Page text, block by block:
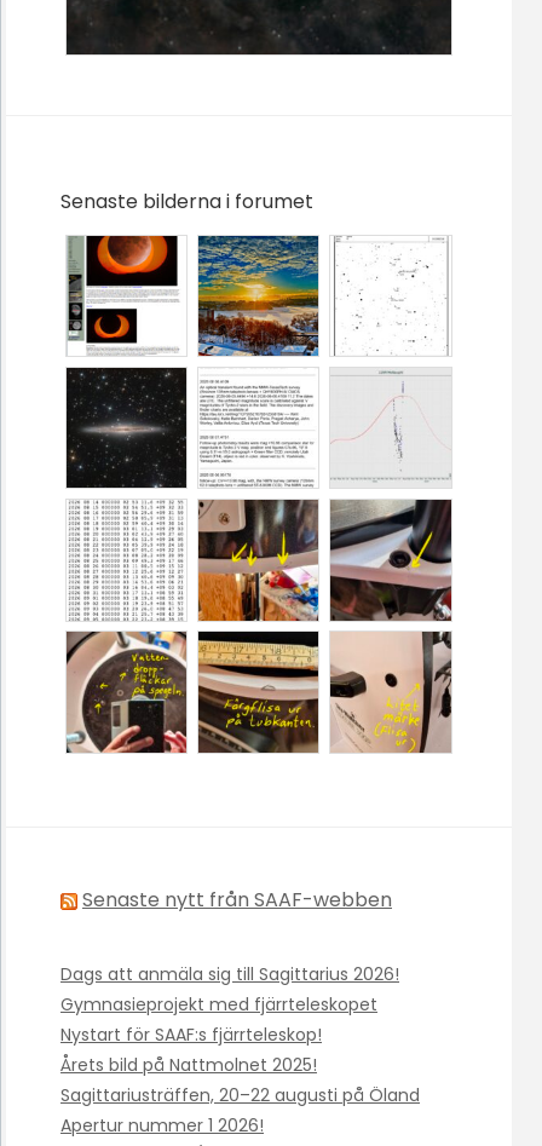
Senaste bilderna i forumet
Senaste nytt från SAAF-webben
Dags att anmäla sig till Sagittarius 2026!
Gymnasieprojekt med fjärrteleskopet
Nystart för SAAF:s fjärrteleskop!
Årets bild på Nattmolnet 2025!
Sagittariusträffen, 20–22 augusti på Öland
Apertur nummer 1 2026!